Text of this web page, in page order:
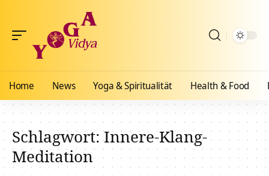
Home News Yoga & Spiritualität Health & Food
Schlagwort:Innere-Klang-
Meditation